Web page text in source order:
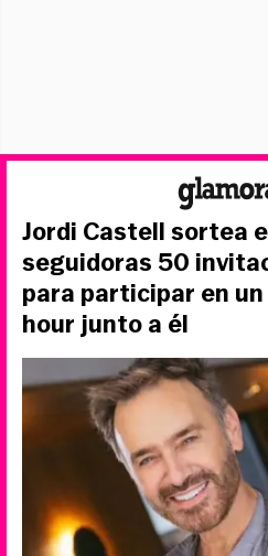
Jordi Castell sortea
seguidoras 50
para participar en
hour junto a él